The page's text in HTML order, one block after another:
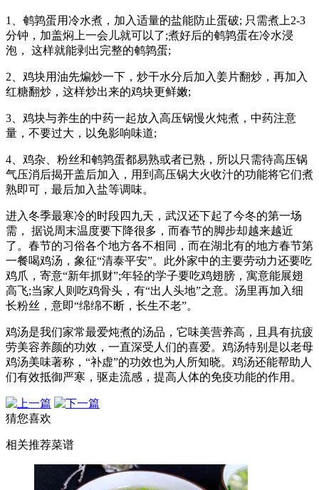
1、鹌鹑蛋用冷水煮，加入适量的盐能防止蛋破; 只需煮上2-3
分钟，加盖焖上一会儿就可以了;煮好后的鹌鹑蛋在冷水浸
泡， 这样就能剥出完整的鹌鹑蛋;
2、鸡块用油先煸炒一下，炒干水分后加入姜片翻炒，再加入
红糖翻炒，这样炒出来的鸡块更鲜嫩;
3、鸡块与养生的中药一起放入高压锅慢火炖煮，中药注意
量，不要过大，以免影响味道;
4、鸡杂、粉丝和鹌鹑蛋都易熟或者已熟，所以只需待高压锅
气压消后揭开盖后加入，用到高压锅大火收汁的功能将它们煮
熟即可，最后加入盐等调味。
进入冬季最寒冷的时段四九天，武汉还下起了今冬的第一场
需， 据说周末温度要下降很多，而春节的脚步却越来越近
了。春节的习俗各个地方各不相同，而在湖北有的地方春节第
一餐喝鸡汤，象征“清泰平安”。此外家中的主要劳动力还要吃
鸡爪，寄意“新年抓财”;年轻的学子要吃鸡翅膀，寓意能展翅
高飞;当家人则吃鸡骨头，有“出人头地”之意。汤里再加入细
长粉丝，意即“绵绵不断，长生不老”。
鸡汤是我们家常最爱炖煮的汤品，它味美营养高，且具有抗疲
劳美容养颜的功效，一直深受人们的喜爱。鸡汤特别是以老母
鸡汤美味著称，“补虚”的功效也为人所知晓。鸡汤还能帮助人
们有效抵御严寒，驱走流感，提高人体的免疫功能的作用。
猜您喜欢
相关推荐菜谱